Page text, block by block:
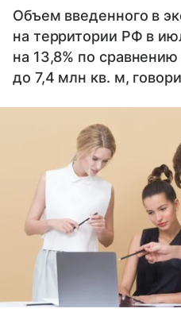
Объем введенного в
на территории РФ в
на 13,8% по
до 7,4 млн кв. м,